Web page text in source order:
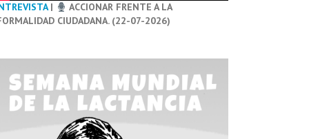
|
ACCIONAR FRENTE A LA
CIUDADANA. (22-07-2026)